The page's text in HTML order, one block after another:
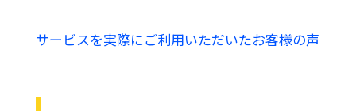
サービスを実際にご利用いただいたお客様の声